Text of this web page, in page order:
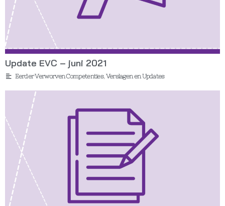
Update EVC – juni 2021
Eerder Verworven Competenties, Verslagen en Updates